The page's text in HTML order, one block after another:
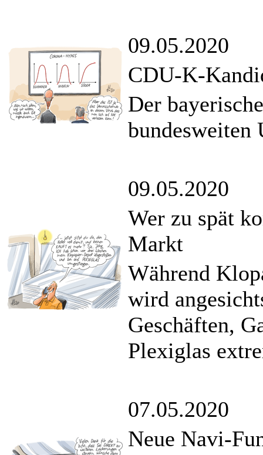
09.05.2020
CDU-K-
Der
bundesweiten
09.05.2020
Wer zu spät
Markt
Während
wird
Geschäften,
Plexiglas
07.05.2020
Neue Navi-